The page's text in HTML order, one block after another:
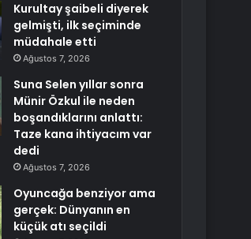
Kurultay şaibeli diyerek
gelmişti, ilk seçiminde
müdahale etti
Ağustos 7, 2026
Suna Selen yıllar sonra
Münir Özkul ile neden
boşandıklarını anlattı:
Taze kana ihtiyacım var
dedi
Ağustos 7, 2026
Oyuncağa benziyor ama
gerçek: Dünyanın en
küçük atı seçildi